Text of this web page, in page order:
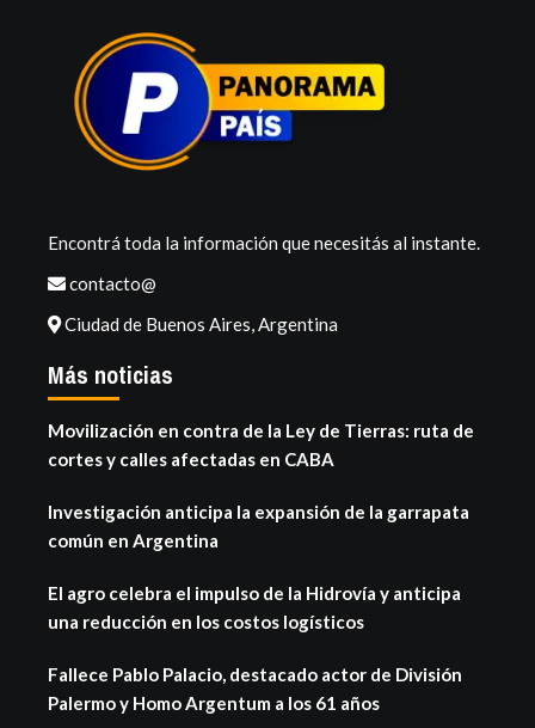
Encontrá toda la información que necesitás al instante.
contacto@
Ciudad de Buenos Aires, Argentina
Más noticias
Movilización en contra de la Ley de Tierras: ruta de
cortes y calles afectadas en CABA
Investigación anticipa la expansión de la garrapata
común en Argentina
El agro celebra el impulso de la Hidrovía y anticipa
una reducción en los costos logísticos
Fallece Pablo Palacio, destacado actor de División
Palermo y Homo Argentum a los 61 años